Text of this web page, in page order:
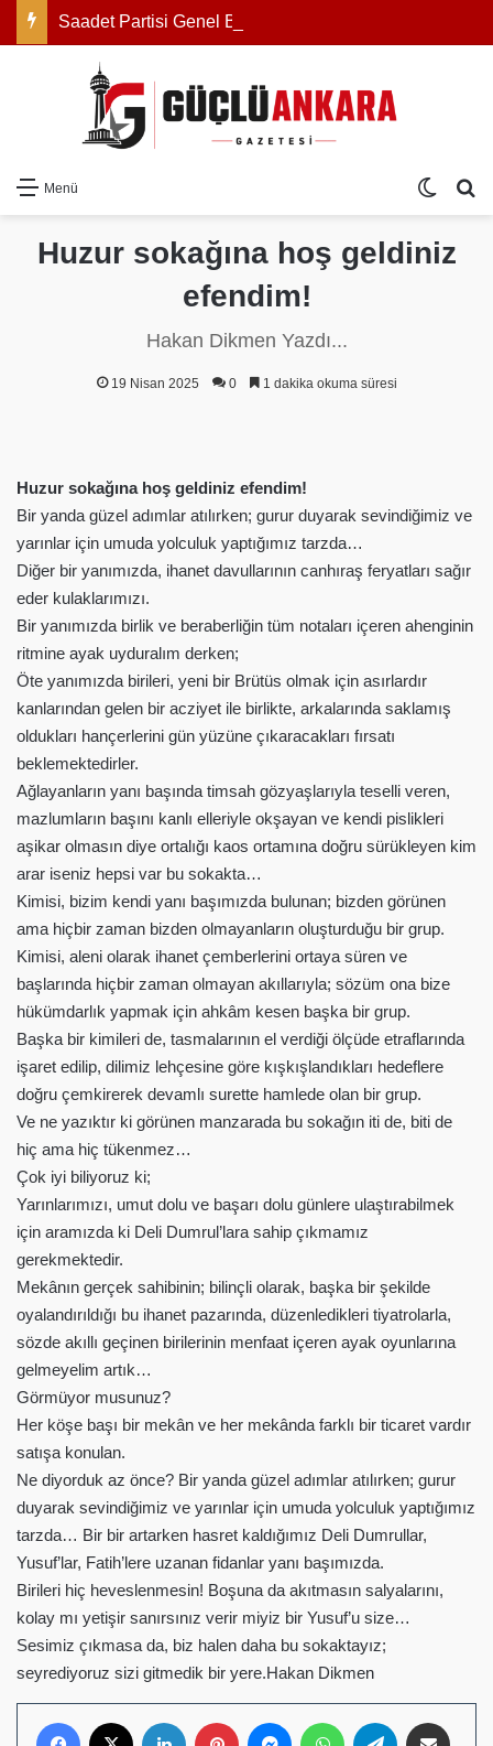
Menü Dış
Huzur sokağına hoş geldiniz
efendim!
Hakan Dikmen Yazdı...
19 Nisan 2025 0 1 dakika okuma süresi
Huzur sokağına hoş geldiniz efendim!
Bir yanda güzel adımlar atılırken; gurur duyarak sevindiğimiz ve
yarınlar için umuda yolculuk yaptığımız tarzda…
Diğer bir yanımızda, ihanet davullarının canhıraş feryatları sağır
eder kulaklarımızı.
Bir yanımızda birlik ve beraberliğin tüm notaları içeren ahenginin
ritmine ayak uyduralım derken;
Öte yanımızda birileri, yeni bir Brütüs olmak için asırlardır
kanlarından gelen bir acziyet ile birlikte, arkalarında saklamış
oldukları hançerlerini gün yüzüne çıkaracakları fırsatı
beklemektedirler.
Ağlayanların yanı başında timsah gözyaşlarıyla teselli veren,
mazlumların başını kanlı elleriyle okşayan ve kendi pislikleri
aşikar olmasın diye ortalığı kaos ortamına doğru sürükleyen kim
arar iseniz hepsi var bu sokakta…
Kimisi, bizim kendi yanı başımızda bulunan; bizden görünen
ama hiçbir zaman bizden olmayanların oluşturduğu bir grup.
Kimisi, aleni olarak ihanet çemberlerini ortaya süren ve
başlarında hiçbir zaman olmayan akıllarıyla; sözüm ona bize
hükümdarlık yapmak için ahkâm kesen başka bir grup.
Başka bir kimileri de, tasmalarının el verdiği ölçüde etraflarında
işaret edilip, dilimiz lehçesine göre kışkışlandıkları hedeflere
doğru çemkirerek devamlı surette hamlede olan bir grup.
Ve ne yazıktır ki görünen manzarada bu sokağın iti de, biti de
hiç ama hiç tükenmez…
Çok iyi biliyoruz ki;
Yarınlarımızı, umut dolu ve başarı dolu günlere ulaştırabilmek
için aramızda ki Deli Dumrul’lara sahip çıkmamız
gerekmektedir.
Mekânın gerçek sahibinin; bilinçli olarak, başka bir şekilde
oyalandırıldığı bu ihanet pazarında, düzenledikleri tiyatrolarla,
sözde akıllı geçinen birilerinin menfaat içeren ayak oyunlarına
gelmeyelim artık…
Görmüyor musunuz?
Her köşe başı bir mekân ve her mekânda farklı bir ticaret vardır
satışa konulan.
Ne diyorduk az önce? Bir yanda güzel adımlar atılırken; gurur
duyarak sevindiğimiz ve yarınlar için umuda yolculuk yaptığımız
tarzda… Bir bir artarken hasret kaldığımız Deli Dumrullar,
Yusuf’lar, Fatih’lere uzanan fidanlar yanı başımızda.
Birileri hiç heveslenmesin! Boşuna da akıtmasın salyalarını,
kolay mı yetişir sanırsınız verir miyiz bir Yusuf’u size…
Sesimiz çıkmasa da, biz halen daha bu sokaktayız;
seyrediyoruz sizi gitmedik bir yere.Hakan Dikmen
Facebook LinkedIn PinterestMessengerWhatsAppTelegram